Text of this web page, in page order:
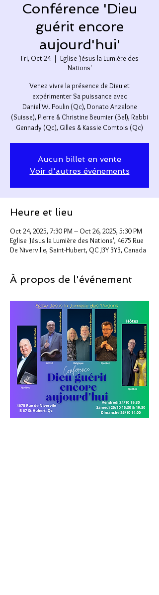
Conférence 'Dieu
guérit encore
aujourd'hui'
Fri, Oct 24
  |
Eglise 'Jésus la Lumière des
Nations'
Venez vivre la présence de Dieu et
expérimenter Sa puissance avec
Daniel W. Poulin (Qc), Donato Anzalone
(Suisse), Pierre & Christine Beumier (Bel), Rabbi
Gennady (Qc), Gilles & Kassie Comtois (Qc)
Aucun billet en vente
Voir d'autres événements
Heure et lieu
Oct 24, 2025, 7:30 PM – Oct 26, 2025, 5:30 PM
Eglise 'Jésus la Lumière des Nations', 4675 Rue
De Niverville, Saint-Hubert, QC J3Y 3Y3, Canada
À propos de l'événement